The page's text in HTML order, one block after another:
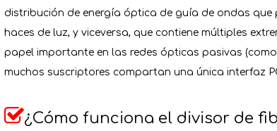
distribución de energía óptica de guía de ondas que
haces de luz, y viceversa, que contiene múltiples
papel importante en las redes ópticas pasivas (como
muchos suscriptores compartan una única interfaz
¿Cómo funciona el divisor de